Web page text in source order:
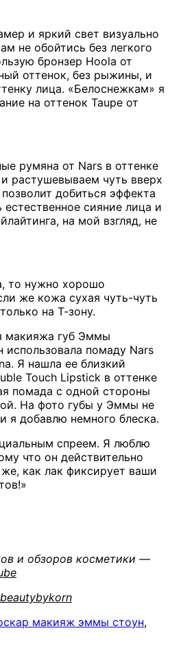
и яркий свет визуально
не обойтись без легкого
бронзер Hoola от
оттенок, без рыжины, и
лица. «Белоснежкам» я
на оттенок Taupe от
румяна от Nars в оттенке
растушевываем чуть вверх
добиться эффекта
сияние лица и
на мой взгляд, не
то нужно хорошо
же кожа сухая чуть-чуть
на Т-зону.
макияжа губ Эммы
использовала помаду Nars
Я нашла ее близкий
Touch Lipstick в оттенке
помада с одной стороны
На фото губы у Эммы не
я добавлю немного блеска.
спреем. Я люблю
что он действительно
как лак фиксирует ваши
и обзоров косметики —
макияж эммы стоун,